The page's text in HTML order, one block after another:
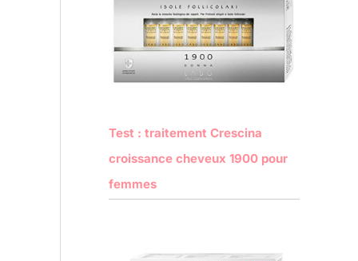
Test : traitement Crescina
croissance cheveux 1900 pour
femmes